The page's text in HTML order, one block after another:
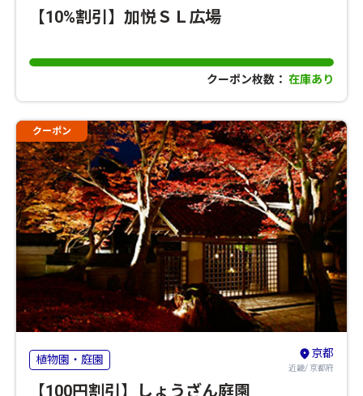
【10%割引】加悦ＳＬ広場
クーポン枚数： 在庫あり
クーポン
植物園・庭園 京都
近畿/ 京都府
【100円割引】しょうざん庭園